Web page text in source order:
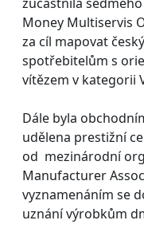
Money Multiservis
za cíl mapovat
spotřebitelům s
vítězem v kategorii
Dále byla
udělena prestižní
od mezinárodní
Manufacturer
vyznamenáním se
uznání výrobkům